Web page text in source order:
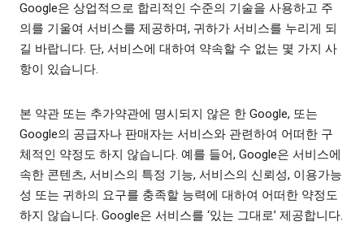
Google은 상업적으로 합리적인 수준의 기술을 사용하고 주
의를 기울여 서비스를 제공하며, 귀하가 서비스를 누리게 되
길 바랍니다. 단, 서비스에 대하여 약속할 수 없는 몇 가지 사
항이 있습니다.
본 약관 또는 추가약관에 명시되지 않은 한 Google, 또는
Google의 공급자나 판매자는 서비스와 관련하여 어떠한 구
체적인 약정도 하지 않습니다. 예를 들어, Google은 서비스에
속한 콘텐츠, 서비스의 특정 기능, 서비스의 신뢰성, 이용가능
성 또는 귀하의 요구를 충족할 능력에 대하여 어떠한 약정도
하지 않습니다. Google은 서비스를 ‘있는 그대로’ 제공합니다.